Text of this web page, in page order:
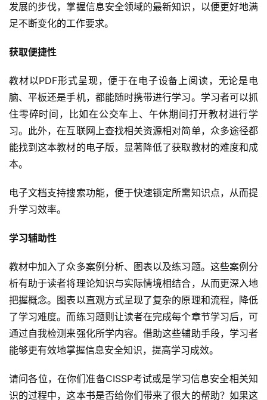
发展的步伐，掌握信息安全领域的最新知识，以便更好地满
足不断变化的工作要求。
获取便捷性
教材以PDF形式呈现，便于在电子设备上阅读，无论是电
脑、平板还是手机，都能随时携带进行学习。学习者可以抓
住零碎时间，比如在公交车上、午休期间打开教材进行学
习。此外，在互联网上查找相关资源相对简单，众多途径都
能找到这本教材的电子版，显著降低了获取教材的难度和成
本。
电子文档支持搜索功能，便于快速锁定所需知识点，从而提
升学习效率。
学习辅助性
教材中加入了众多案例分析、图表以及练习题。这些案例分
析有助于读者将理论知识与实际情境相结合，从而更深入地
把握概念。图表以直观方式呈现了复杂的原理和流程，降低
了学习难度。而练习题则让读者在完成每个章节学习后，可
通过自我检测来强化所学内容。借助这些辅助手段，学习者
能够更有效地掌握信息安全知识，提高学习成效。
请问各位，在你们准备CISSP考试或是学习信息安全相关知
识的过程中，这本书是否给你们带来了很大的帮助？如果这